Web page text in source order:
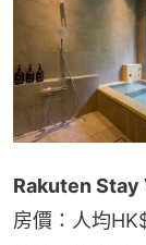
Rakuten Stay
房價：人均